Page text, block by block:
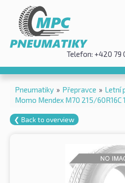
Telefon: +420 79
Pneumatiky » Přepravce » Letní
Momo Mendex M70 215/60R16C
❮ Back to overview